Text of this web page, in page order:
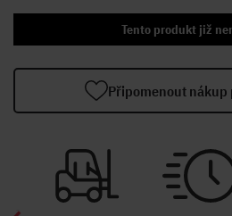
Tento produkt již
Připomenout nákup